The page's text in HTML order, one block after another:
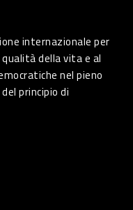
internazionale per
della vita e al
nel pieno
principio di